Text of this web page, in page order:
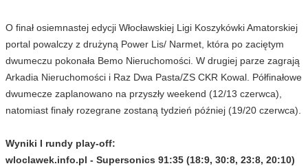
O finał osiemnastej edycji Włocławskiej Ligi Koszykówki Amatorskiej
portal powalczy z drużyną Power Lis/ Narmet, która po zaciętym
dwumeczu pokonała Bemo Nieruchomości. W drugiej parze zagrają
Arkadia Nieruchomości i Raz Dwa Pasta/ZS CKR Kowal. Półfinałowe
dwumecze zaplanowano na przyszły weekend (12/13 czerwca),
natomiast finały rozegrane zostaną tydzień później (19/20 czerwca).
Wyniki I rundy play-off:
wloclawek.info.pl - Supersonics 91:35 (18:9, 30:8, 23:8, 20:10)